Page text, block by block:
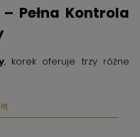
Pełna Kontrola
, korek oferuje trzy różne
wykorzystanie
zarówno do codziennych